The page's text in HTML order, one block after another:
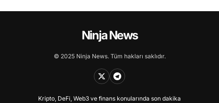
Ninja News
© 2025 Ninja News. Tüm hakları saklıdır.
Kripto, DeFi, Web3 ve finans konularında son dakika